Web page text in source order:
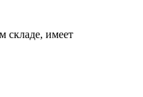
складе, имеет